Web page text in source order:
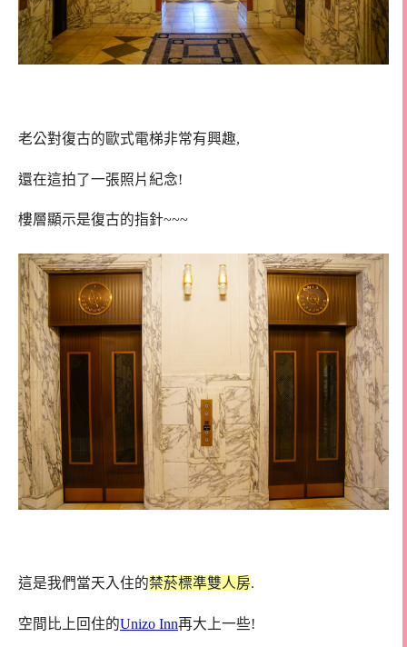
老公對復古的歐式電梯非常有興趣,
還在這拍了一張照片紀念!
樓層顯示是復古的指針~~~
這是我們當天入住的禁菸標準雙人房.
空間比上回住的Unizo Inn再大上一些!